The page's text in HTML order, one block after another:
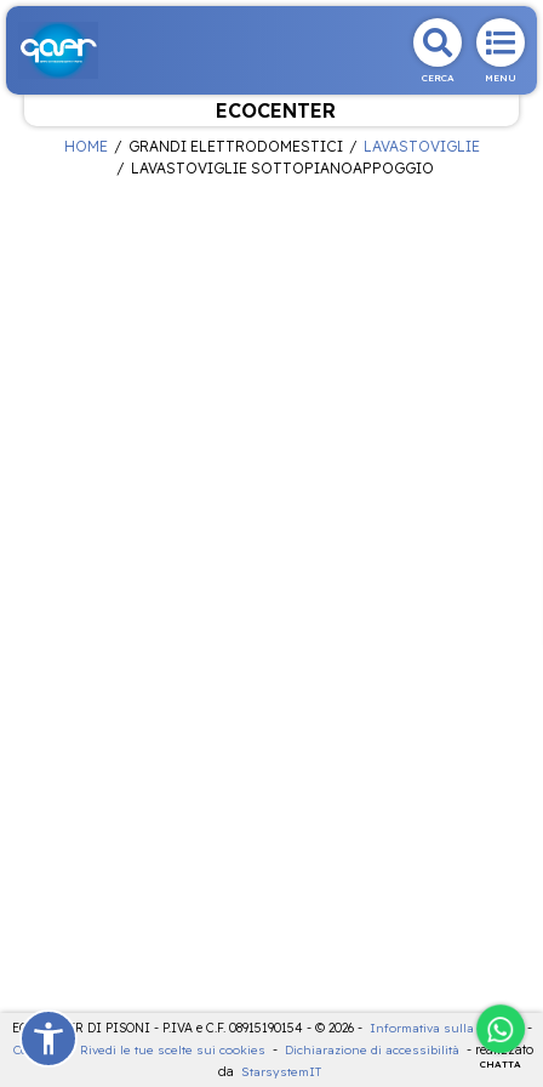
CERCA MENU
ECOCENTER
CHATTA
HOME GRANDI ELETTRODOMESTICI
LAVASTOVIGLIE
LAVASTOVIGLIE SOTTOPIANOAPPOGGIO
ECOCENTER DI PISONI - P.IVA e C.F. 08915190154 - © 2026 - Informativa sulla privacy
-
Cookies
- Rivedi le tue scelte sui cookies - Dichiarazione di accessibilità - realizzato
da
StarsystemIT